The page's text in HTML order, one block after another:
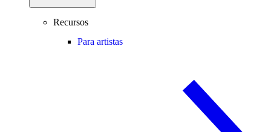
Recursos
Para artistas